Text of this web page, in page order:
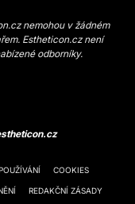
nemohou v žádném
Estheticon.cz není
odborníky.
COOKIES
REDAKČNÍ ZÁSADY